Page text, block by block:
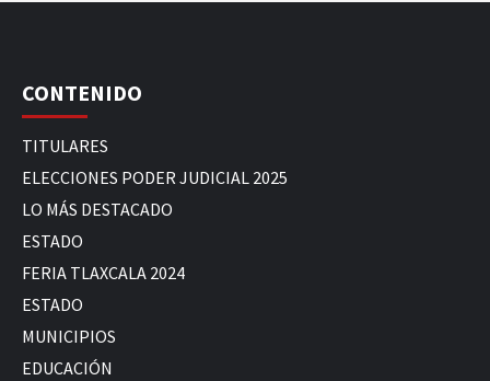
CONTENIDO
TITULARES
ELECCIONES PODER JUDICIAL 2025
LO MÁS DESTACADO
ESTADO
FERIA TLAXCALA 2024
ESTADO
MUNICIPIOS
EDUCACIÓN